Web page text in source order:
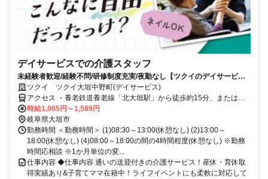
デイサービスでの介護スタッフ
未経験者歓迎/経験不問/研修制度充実/夜勤なし【ツクイのデイサービス/
介護スタッフ求人】
ツクイ ツクイ大垣中野町(デイサービス)
アクセス ・養老鉄道養老線「北大垣駅」から徒歩約15分、または名
阪近鉄バス乗車「宿地」下車徒歩約10分
時給1,065円～1,589円
岐阜県大垣市
勤務時間 ＜勤務時間＞ (1)08:30～13:00(休憩なし) (2)13:00～
18:00(休憩なし) (4)08:00～18:00の間の4時間程度(休憩なし) ※勤務
時間応相談 ※1か月単位の変...
仕事内容 ◆仕事内容 通いの送迎付きの介護サービス！産休・育休取
得実績あり&子育てママ在籍中！ライフイベントにも柔軟に対応して